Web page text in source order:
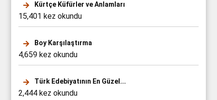
Kürtçe Küfürler ve Anlamları
15,401 kez okundu
Boy Karşılaştırma
4,659 kez okundu
Türk Edebiyatının En Güzel...
2,444 kez okundu